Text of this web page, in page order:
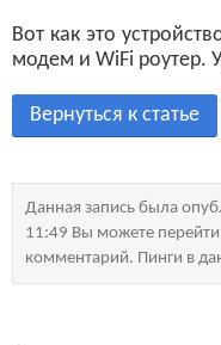
Вот как это
модем и WiFi роутер.
Вернуться к статье
Данная запись была
11:49 Вы можете перейти
комментарий. Пинги в